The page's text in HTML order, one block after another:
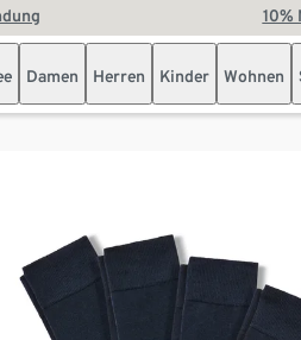
10%
Damen Herren Kinder Wohnen